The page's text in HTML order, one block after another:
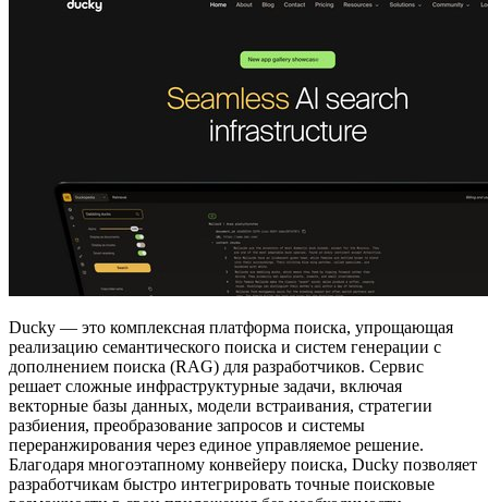
Ducky — это комплексная платформа поиска, упрощающая
реализацию семантического поиска и систем генерации с
дополнением поиска (RAG) для разработчиков. Сервис
решает сложные инфраструктурные задачи, включая
векторные базы данных, модели встраивания, стратегии
разбиения, преобразование запросов и системы
переранжирования через единое управляемое решение.
Благодаря многоэтапному конвейеру поиска, Ducky позволяет
разработчикам быстро интегрировать точные поисковые